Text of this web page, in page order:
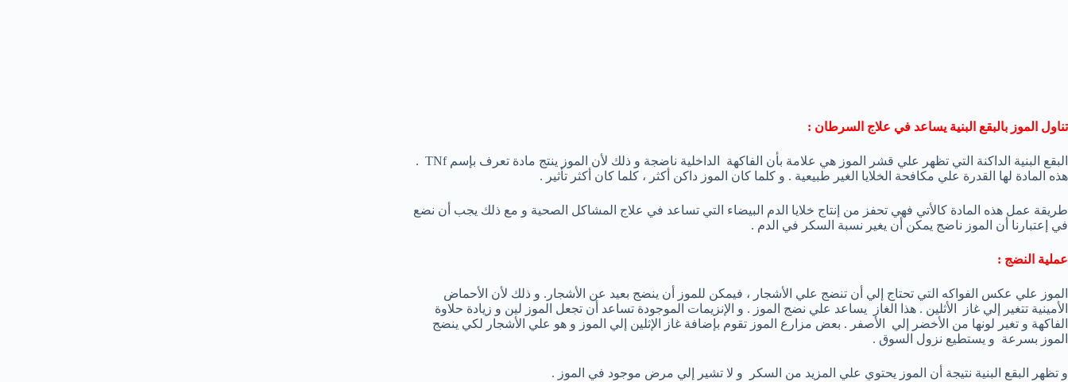
تناول الموز بالبقع البنية يساعد في علاج السرطان :
البقع البنية الداكنة التي تظهر علي قشر الموز هي علامة بأن الفاكهة الداخلية ناضجة و ذلك لأن الموز ينتج مادة تعرف بإسم TNf .
هذه المادة لها القدرة علي مكافحة الخلايا الغير طبيعية . و كلما كان الموز داكن أكثر ، كلما كان أكثر تأثير .
طريقة عمل هذه المادة كالأتي فهي تحفز من إنتاج خلايا الدم البيضاء التي تساعد في علاج المشاكل الصحية و مع ذلك يجب أن نضع
في إعتبارنا أن الموز ناضج يمكن أن يغير نسبة السكر في الدم .
عملية النضج :
الموز علي عكس الفواكه التي تحتاج إلي أن تنضج علي الأشجار ، فيمكن للموز أن ينضج بعيد عن الأشجار. و ذلك لأن الأحماض
الأمينية تتغير إلي غاز الأثلين . هذا الغاز يساعد علي نضج الموز . و الإنزيمات الموجودة تساعد أن تجعل الموز لين و زيادة حلاوة
الفاكهة و تغير لونها من الأخضر إلي الأصفر . بعض مزارع الموز تقوم بإضافة غاز الإثلين إلي الموز و هو علي الأشجار لكي ينضج
الموز بسرعة و يستطيع نزول السوق .
و تظهر البقع البنية نتيجة أن الموز يحتوي علي المزيد من السكر و لا تشير إلي مرض موجود في الموز .